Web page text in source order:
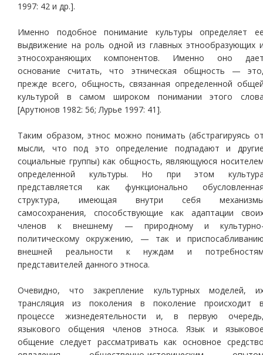
1997: 42 и др.].
Именно подобное понимание культуры определяет
выдвижение на роль одной из главных этнообразующих
этносохраняющих компонентов. Именно оно
основание считать, что этническая общность —
прежде всего, общность, связанная определенной
культурой в самом широком понимании этого
[Арутюнов 1982: 56; Лурье 1997: 41].
Таким образом, этнос можно понимать (абстрагируясь
мысли, что под это определение подпадают и
социальные группы) как общность, являющуюся
определенной культуры. Но при этом
представляется как функционально
структура, имеющая внутри себя
самосохранения, способствующие как адаптации
членов к внешнему — природному и
политическому окружению, — так и
внешней реальности к нуждам и
представителей данного этноса.
Очевидно, что закрепление культурных моделей,
трансляция из поколения в поколение происходит
процессе жизнедеятельности и, в первую
языкового общения членов этноса. Язык и
общение следует рассматривать как основное